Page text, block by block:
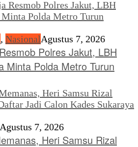
, NasionalAgustus 7, 2026
Polres Jakut, LBH
Minta Polda Metro Turun
Agustus 7, 2026
Heri Samsu Rizal